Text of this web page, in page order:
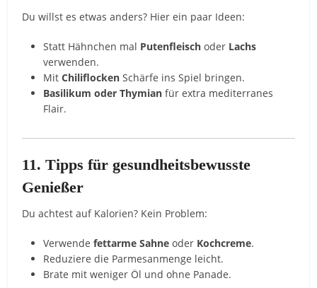
Du willst es etwas anders? Hier ein paar Ideen:
Statt Hähnchen mal Putenfleisch oder Lachs
verwenden.
MitChiliflocken Schärfe ins Spiel bringen.
Basilikum oder Thymian für extra mediterranes
Flair.
11. Tipps für gesundheitsbewusste
Genießer
Du achtest auf Kalorien? Kein Problem:
Verwendefettarme Sahne oder Kochcreme.
Reduziere die Parmesanmenge leicht.
Brate mit weniger Öl und ohne Panade.